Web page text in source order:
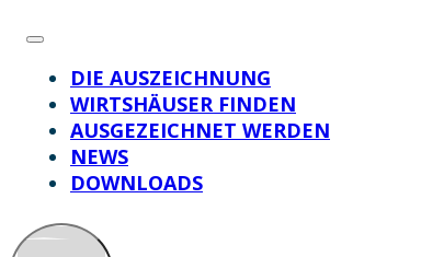
DIE AUSZEICHNUNG
WIRTSHÄUSER FINDEN
AUSGEZEICHNET WERDEN
NEWS
DOWNLOADS